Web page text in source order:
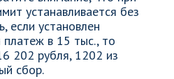
устанавливается без
если установлен
в 15 тыс., то
202 рубля, 1202 из
сбор.